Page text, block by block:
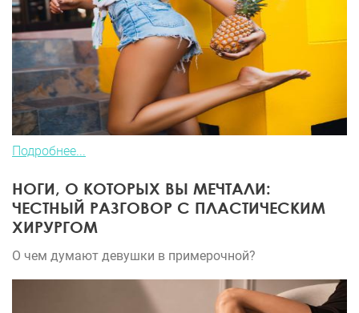
Подробнее...
НОГИ, О КОТОРЫХ ВЫ МЕЧТАЛИ:
ЧЕСТНЫЙ РАЗГОВОР С ПЛАСТИЧЕСКИМ
ХИРУРГОМ
О чем думают девушки в примерочной?